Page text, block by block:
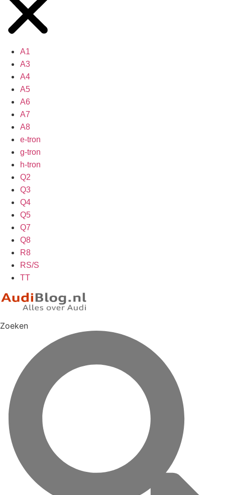
A1
A3
A4
A5
A6
A7
A8
e-tron
g-tron
h-tron
Q2
Q3
Q4
Q5
Q7
Q8
R8
RS/S
TT
Zoeken